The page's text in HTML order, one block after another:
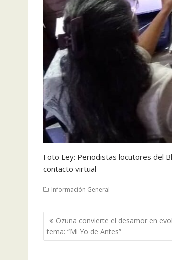
Foto Ley: Periodistas locutores del
contacto virtual
Información General
Navegación
de
entradas
Ozuna convierte el desamor en
tema: “Mi Yo de Antes”